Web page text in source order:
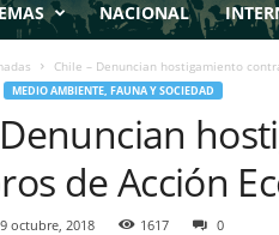
NACIONAL
Chile – Denuncian hostigamiento
MEDIO AMBIENTE, FAUNA Y SOCIEDAD
de Acción
9 octubre, 2018 1617 0